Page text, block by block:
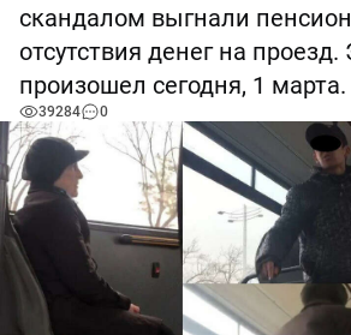
скандалом выгнали
отсутствия денег на проезд.
произошел сегодня, 1 марта.
39284 0